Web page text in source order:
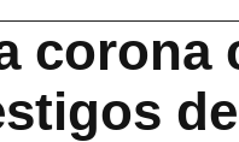
corona